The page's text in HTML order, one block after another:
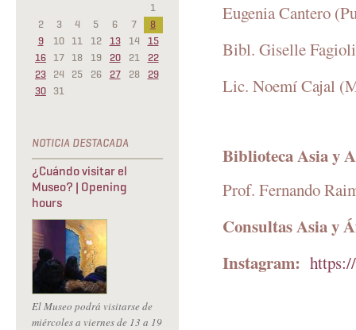
1
2
3 4 5 6 7
8
9
10 11 12 13 14
15
16 17 18 19 20 21
22
23 24 25 26 27 28
29
30 31
¿Cuándo visitar el
Museo? | Opening
hours
El Museo podrá visitarse de
miércoles a viernes de 13 a 19
Eugenia Cantero
Bibl. Giselle
Lic. Noemí Cajal
Biblioteca Asia y
Prof. Fernando
Consultas Asia y
Instagram: